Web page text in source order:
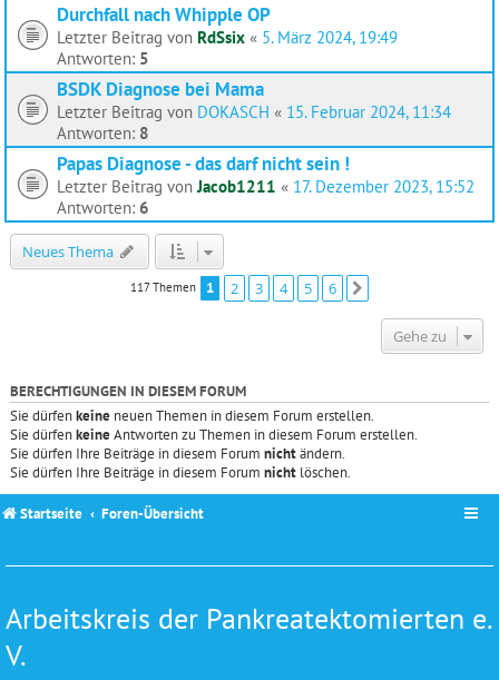
Durchfall nach Whipple OP
Letzter Beitrag von RdSsix « 5. März 2024, 19:49
Antworten: 5
BSDK Diagnose bei Mama
Letzter Beitrag von DOKASCH « 15. Februar 2024, 11:34
Antworten: 8
Papas Diagnose - das darf nicht sein !
Letzter Beitrag vonJacob1211 « 17. Dezember 2023, 15:52
Antworten: 6
Neues Thema
117 Themen 1 2 3 4 5 6
Gehe zu
BERECHTIGUNGEN IN DIESEM FORUM
Sie dürfenkeine neuen Themen in diesem Forum erstellen.
Sie dürfenkeineAntworten zu Themen in diesem Forum erstellen.
Sie dürfen Ihre Beiträge in diesem Forum nichtändern.
Sie dürfen Ihre Beiträge in diesem Forum nicht löschen.
Startseite Foren-Übersicht
Arbeitskreis der Pankreatektomierten e.
V.